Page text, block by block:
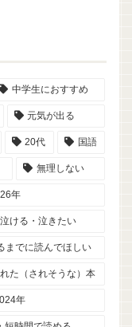
中学生におすすめ
元気が出る
20代 国語
無理しない
年
泣ける・泣きたい
までに読んでほしい
た（されそうな）本
年